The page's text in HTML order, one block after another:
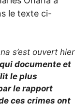
le texte ci-
s’est ouvert hier
documente et
le plus
le rapport
ces crimes ont